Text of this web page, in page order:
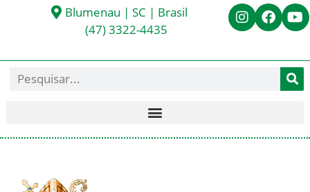
Blumenau | SC | Brasil
(47) 3322-4435